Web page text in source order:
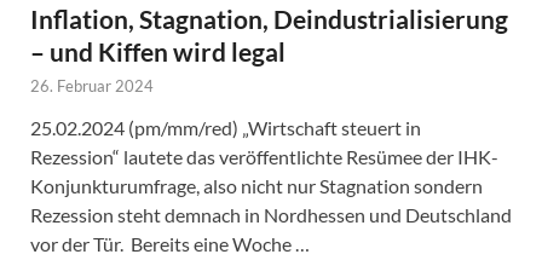
Inflation, Stagnation, Deindustrialisierung
– und Kiffen wird legal
26. Februar 2024
25.02.2024 (pm/mm/red) „Wirtschaft steuert in
Rezession“ lautete das veröffentlichte Resümee der IHK-
Konjunkturumfrage, also nicht nur Stagnation sondern
Rezession steht demnach in Nordhessen und Deutschland
vor der Tür. Bereits eine Woche …